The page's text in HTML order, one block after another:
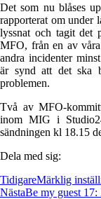
Det som nu blåses
rapporterat om under
lyssnat och tagit det
MFO, från en av
andra incidenter
är synd att det ska
problemen.
Två av MFO-
inom MIG i
sändningen kl 18.15
Dela med sig:
TidigareMärklig
NästaBe my guest